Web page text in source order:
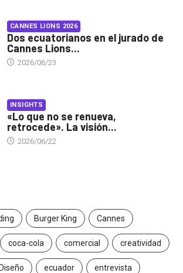
CANNES LIONS 2026
Dos ecuatorianos en el jurado de
Cannes Lions...
2026/06/23
INSIGHTS
«Lo que no se renueva,
retrocede». La visión...
2026/06/22
Burger King Cannes
coca-cola comercial creatividad
Diseño ecuador entrevista